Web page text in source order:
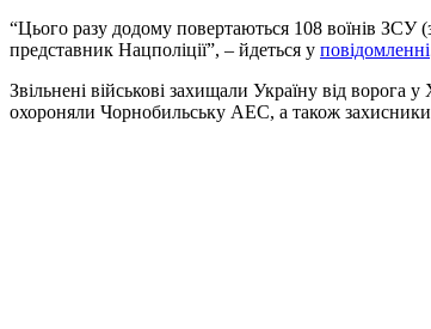
“Цього разу додому повертаються 108 воїнів ЗСУ
представник Нацполіції”, – йдеться у повідомленні
Звільнені військові захищали Україну від
охороняли Чорнобильську АЕС, а також захисники